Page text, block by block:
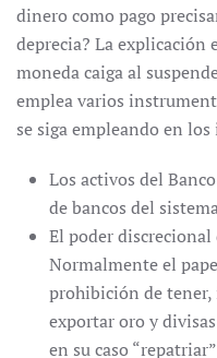
dinero como pago
deprecia? La explicación
moneda caiga al
emplea varios
se siga empleando en
Los activos del
de bancos del
El poder discrecional
Normalmente el
prohibición de
exportar oro y
en su caso